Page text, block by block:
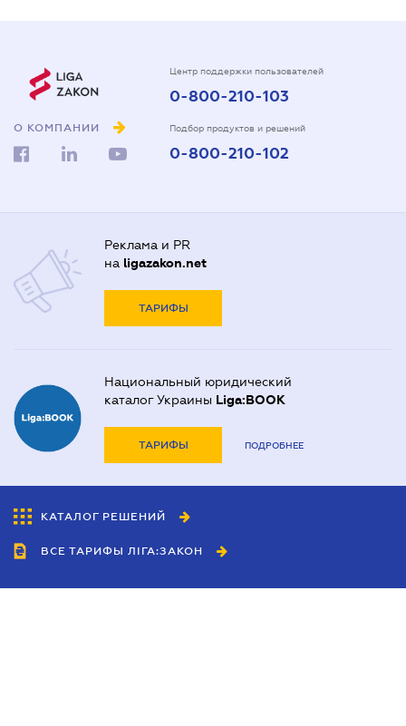
О КОМПАНИИ
Центр поддержки пользователей
0-800-210-103
Подбор продуктов и решений
0-800-210-102
Реклама и PR
на ligazakon.net
ТАРИФЫ
Национальный юридический
каталог Украины Liga:BOOK
ТАРИФЫ ПОДРОБНЕЕ
КАТАЛОГ РЕШЕНИЙ
ВСЕ ТАРИФЫ ЛІГА:ЗАКОН